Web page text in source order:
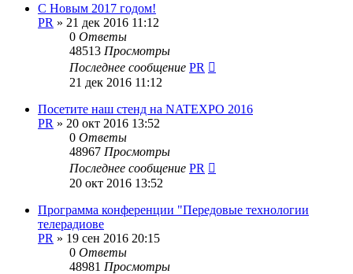
С Новым 2017 годом!
PR » 21 дек 2016 11:12
0 Ответы
48513 Просмотры
Последнее сообщение PR
21 дек 2016 11:12
Посетите наш стенд на NATEXPO 2016
PR » 20 окт 2016 13:52
0 Ответы
48967 Просмотры
Последнее сообщение PR
20 окт 2016 13:52
Программа конференции "Передовые технологии
телерадиове
PR » 19 сен 2016 20:15
0 Ответы
48981 Просмотры